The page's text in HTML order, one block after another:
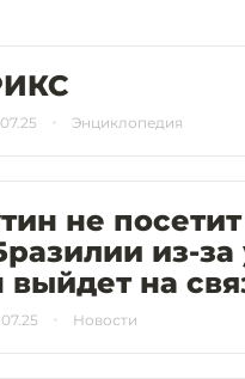
Энциклопедия
не
из-
выйдет на
Новости